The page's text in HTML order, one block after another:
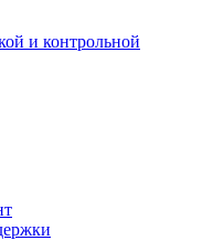
и контрольной